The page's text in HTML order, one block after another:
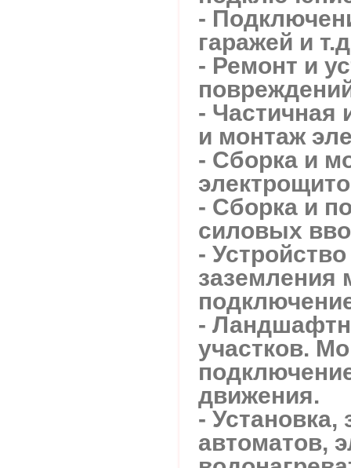
-
гаражей и
- Ремонт и
- Частичная
и монтаж
- Сборка и
- Сборка и
силовых
-
заземления
-
участков.
движения.
- Установка,
автоматов,